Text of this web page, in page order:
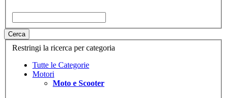
Cerca
Restringi la ricerca per categoria
Tutte le Categorie
Motori
Moto e Scooter